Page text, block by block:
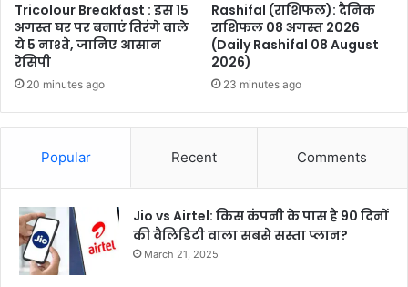
Tricolour Breakfast : इस 15
अगस्त घर पर बनाएं तिरंगे वाले
ये 5 नाश्ते, जानिए आसान
रेसिपी
20 minutes ago
Rashifal (राशिफल): दैनिक
राशिफल 08 अगस्त 2026
(Daily Rashifal 08 August
2026)
23 minutes ago
Popular Recent Comments
Jio vs Airtel: किस कंपनी के पास है 90 दिनों
की वैलिडिटी वाला सबसे सस्ता प्लान?
March 21, 2025